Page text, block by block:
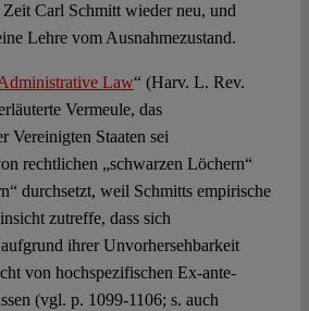
Zeit Carl Schmitt wieder neu, und
Lehre vom Ausnahmezustand.
Law“ (Harv. L. Rev.
Vermeule, das
Vereinigten Staaten sei
rechtlichen „schwarzen Löchern“
durchsetzt, weil Schmitts empirische
zutreffe, dass sich
ihrer Unvorhersehbarkeit
von hochspezifischen Ex-ante-
(vgl. p. 1099-1106; s. auch